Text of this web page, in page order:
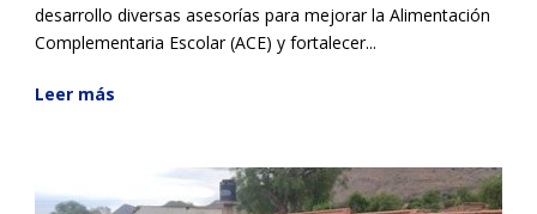
desarrollo diversas asesorías para mejorar la Alimentación
Complementaria Escolar (ACE) y fortalecer...
Leer más